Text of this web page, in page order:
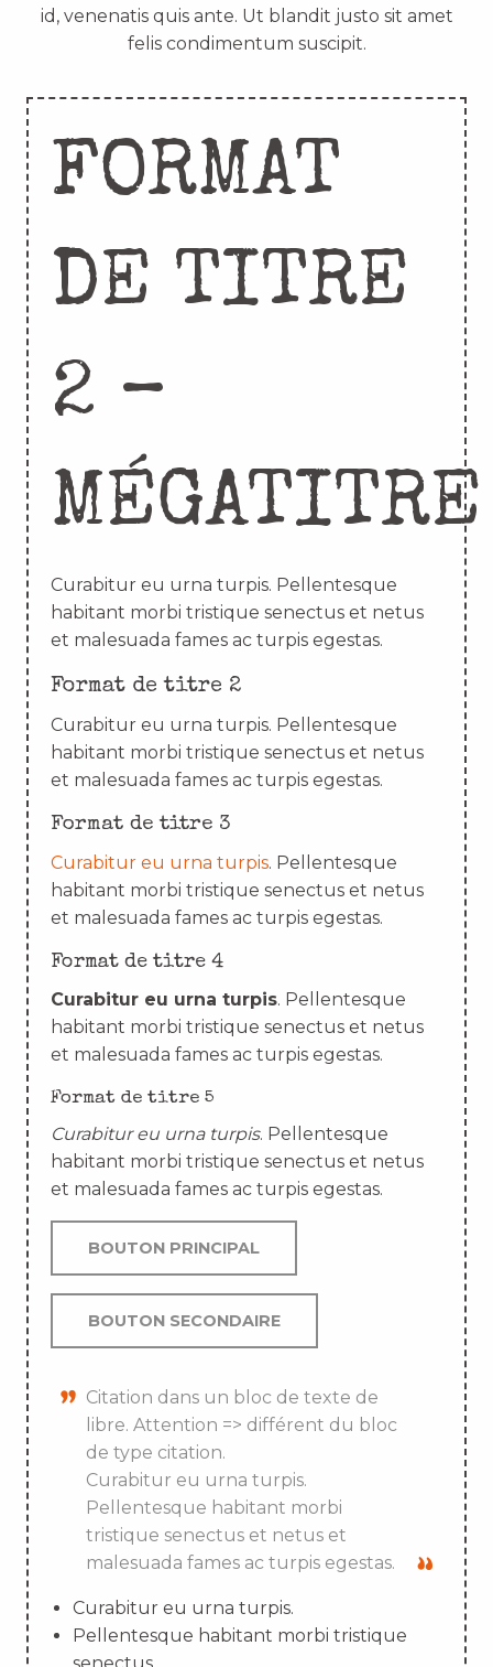
id, venenatis quis ante. Ut blandit justo sit amet
felis condimentum suscipit.
FORMAT
DE TITRE
2 –
MÉGATITRE
Curabitur eu urna turpis. Pellentesque
habitant morbi tristique senectus et netus
et malesuada fames ac turpis egestas.
Format de titre 2
Curabitur eu urna turpis. Pellentesque
habitant morbi tristique senectus et netus
et malesuada fames ac turpis egestas.
Format de titre 3
Curabitur eu urna turpis. Pellentesque
habitant morbi tristique senectus et netus
et malesuada fames ac turpis egestas.
Format de titre 4
Curabitur eu urna turpis. Pellentesque
habitant morbi tristique senectus et netus
et malesuada fames ac turpis egestas.
Format de titre 5
Curabitur eu urna turpis. Pellentesque
habitant morbi tristique senectus et netus
et malesuada fames ac turpis egestas.
BOUTON PRINCIPAL
BOUTON SECONDAIRE
Citation dans un bloc de texte de
libre. Attention => différent du bloc
de type citation.
Curabitur eu urna turpis.
Pellentesque habitant morbi
tristique senectus et netus et
malesuada fames ac turpis egestas.
Curabitur eu urna turpis.
Pellentesque habitant morbi tristique